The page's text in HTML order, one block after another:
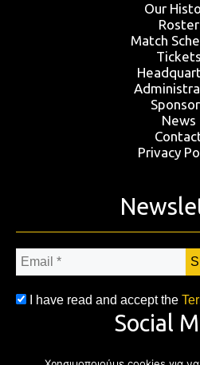
Our
Roster
Match
Tickets
News
Privacy
Email
*
I have read and accept the
Social